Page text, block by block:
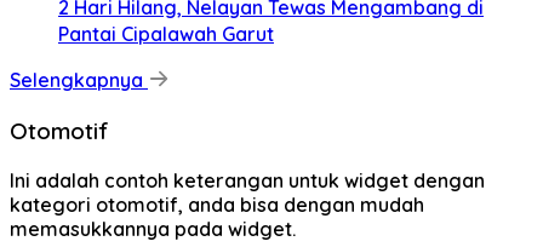
2 Hari Hilang, Nelayan Tewas Mengambang di
Pantai Cipalawah Garut
Selengkapnya
Otomotif
Ini adalah contoh keterangan untuk widget dengan
kategori otomotif, anda bisa dengan mudah
memasukkannya pada widget.